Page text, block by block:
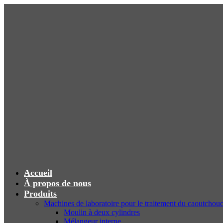
Accueil
À propos de nous
Produits
Machines de laboratoire pour le traitement du caoutchouc
Moulin à deux cylindres
Mélangeur interne